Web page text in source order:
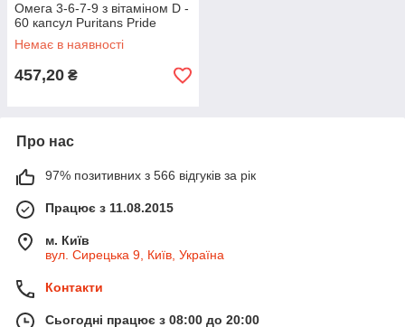
Омега 3-6-7-9 з вітаміном D -
60 капсул Puritans Pride
Немає в наявності
457,20 ₴
Про нас
97% позитивних з 566 відгуків за рік
Працює з 11.08.2015
м. Київ
вул. Сирецька 9, Київ, Україна
Контакти
Сьогодні працює з 08:00 до 20:00